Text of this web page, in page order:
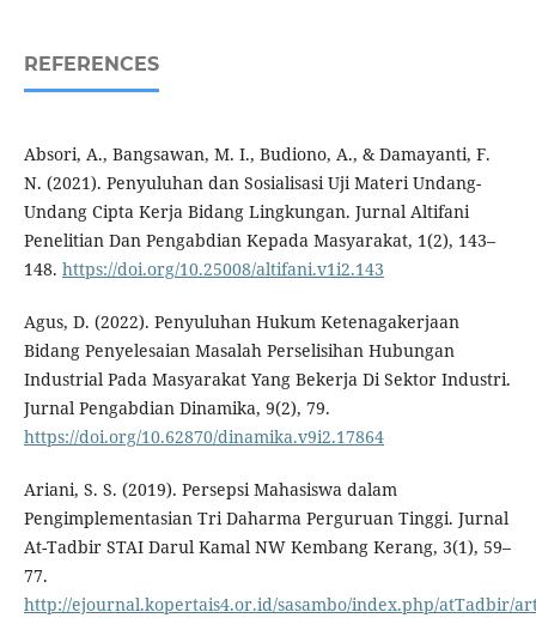
REFERENCES
Absori, A., Bangsawan, M. I., Budiono, A., & Damayanti, F.
N. (2021). Penyuluhan dan Sosialisasi Uji Materi Undang-
Undang Cipta Kerja Bidang Lingkungan. Jurnal Altifani
Penelitian Dan Pengabdian Kepada Masyarakat, 1(2), 143–
148. https://doi.org/10.25008/altifani.v1i2.143
Agus, D. (2022). Penyuluhan Hukum Ketenagakerjaan
Bidang Penyelesaian Masalah Perselisihan Hubungan
Industrial Pada Masyarakat Yang Bekerja Di Sektor Industri.
Jurnal Pengabdian Dinamika, 9(2), 79.
https://doi.org/10.62870/dinamika.v9i2.17864
Ariani, S. S. (2019). Persepsi Mahasiswa dalam
Pengimplementasian Tri Daharma Perguruan Tinggi. Jurnal
At-Tadbir STAI Darul Kamal NW Kembang Kerang, 3(1), 59–
77.
http://ejournal.kopertais4.or.id/sasambo/index.php/atTadbir/